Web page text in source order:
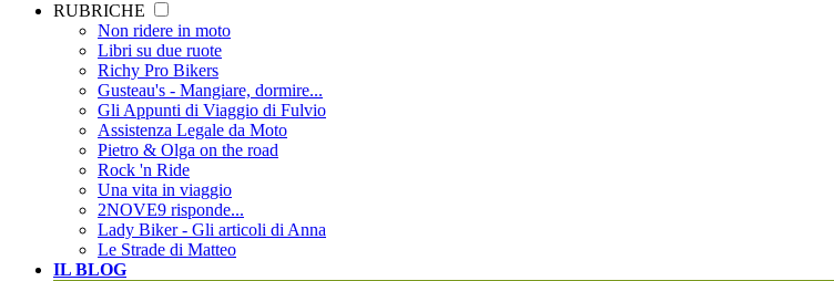
RUBRICHE
Non ridere in moto
Libri su due ruote
Richy Pro Bikers
Gusteau's - Mangiare, dormire...
Gli Appunti di Viaggio di Fulvio
Assistenza Legale da Moto
Pietro & Olga on the road
Rock 'n Ride
Una vita in viaggio
2NOVE9 risponde...
Lady Biker - Gli articoli di Anna
Le Strade di Matteo
IL BLOG